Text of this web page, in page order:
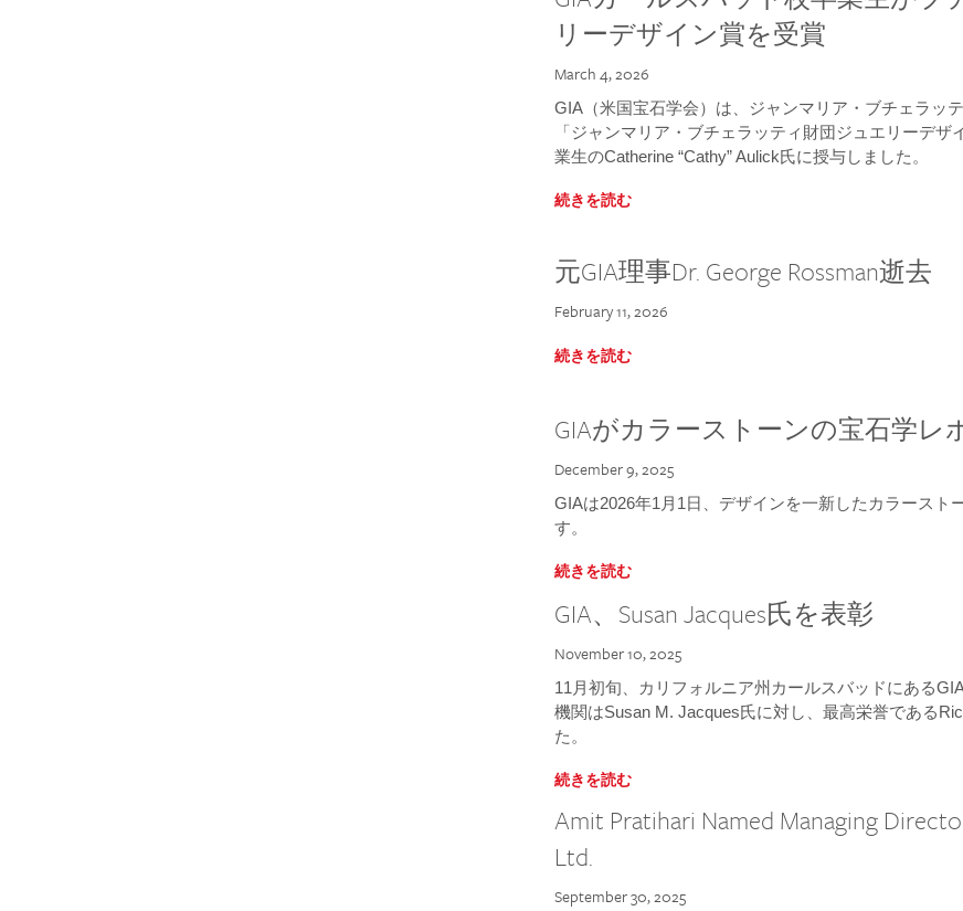
リーデザイン賞を受賞
March 4, 2026
GIA（米国宝石学会）は、ジャンマリア・ブチェラッ
「ジャンマリア・ブチェラッティ財団ジュエリーデ
業生のCatherine “Cathy” Aulick氏に授与しました。
続きを読む
元GIA理事Dr. George Rossman逝去
February 11, 2026
続きを読む
GIAがカラーストーンの宝石学レ
December 9, 2025
GIAは2026年1月1日、デザインを一新したカラースト
す。
続きを読む
GIA、Susan Jacques氏を表彰
November 10, 2025
11月初旬、カリフォルニア州カールスバッドにある
機関はSusan M. Jacques氏に対し、最高栄誉である
た。
続きを読む
Amit Pratihari Named Managing
Ltd.
September 30, 2025